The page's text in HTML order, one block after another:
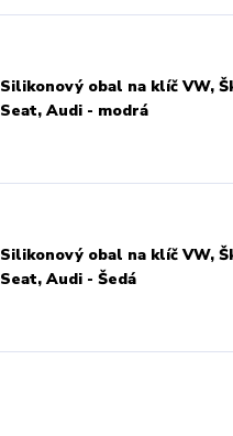
Silikonový obal na klíč VW,
Seat, Audi - modrá
Silikonový obal na klíč VW,
Seat, Audi - Šedá